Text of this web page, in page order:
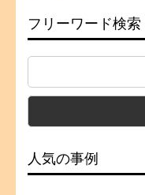
フリーワード検索
人気の事例